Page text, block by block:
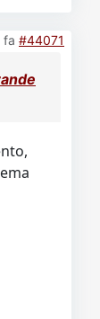
fa #44071